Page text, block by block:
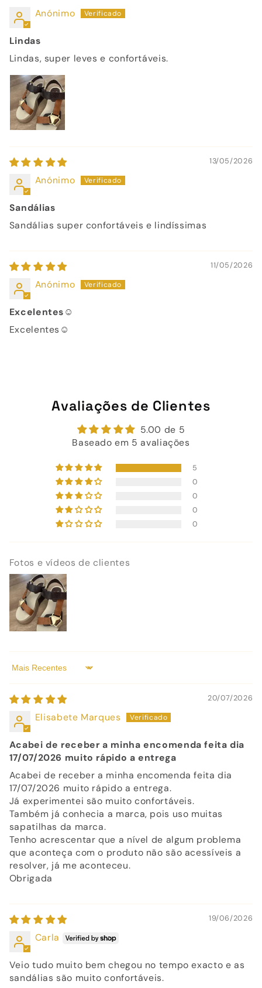
Anónimo
Lindas
Lindas, super leves e confortáveis.
13/05/2026
Anónimo
Sandálias
Sandálias super confortáveis e lindíssimas
11/05/2026
Anónimo
Excelentes☺️
Excelentes☺️
Avaliações de Clientes
5.00 de 5
Baseado em 5 avaliações
5
0
0
0
0
Fotos e vídeos de clientes
Sort by
20/07/2026
Elisabete Marques
Acabei de receber a minha encomenda feita dia
17/07/2026 muito rápido a entrega
Acabei de receber a minha encomenda feita dia
17/07/2026 muito rápido a entrega.
Já experimentei são muito confortáveis.
Também já conhecia a marca, pois uso muitas
sapatilhas da marca.
Tenho acrescentar que a nível de algum problema
que aconteça com o produto não são acessíveis a
resolver, já me aconteceu.
Obrigada
19/06/2026
Carla
Veio tudo muito bem chegou no tempo exacto e as
sandálias são muito confortáveis.